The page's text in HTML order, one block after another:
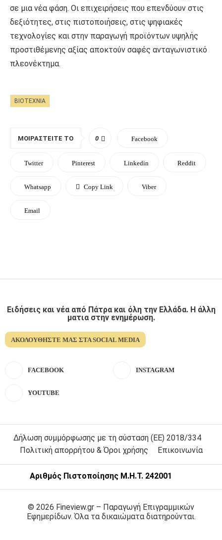
σε μια νέα φάση. Οι επιχειρήσεις που επενδύουν στις
δεξιότητες, στις πιστοποιήσεις, στις ψηφιακές
τεχνολογίες και στην παραγωγή προϊόντων υψηλής
προστιθέμενης αξίας αποκτούν σαφές ανταγωνιστικό
πλεονέκτημα.
ΒΙΟΤΕΧΝΊΑ
ΜΟΙΡΑΣΤΕΊΤΕ ΤΟ 0 Facebook
Twitter Pinterest Linkedin Reddit
Whatsapp Copy Link Viber
Email
Ειδήσεις και νέα από Πάτρα και όλη την Ελλάδα. Η άλλη
ματια στην ενημέρωση.
ΑΚΟΛΟΥΘΉΣΤΕ ΜΑΣ ΣΤΑ SOCIAL MEDIA
FACEBOOK INSTAGRAM
YOUTUBE
Δήλωση συμμόρφωσης με τη σύσταση (ΕΕ) 2018/334
Πολιτική απορρήτου & Όροι χρήσης
Επικοινωνία
Αριθμός Πιστοποίησης Μ.Η.Τ. 242001
© 2026 Fineview.gr – Παραγωγή Επιγραμμικών
Εφημερίδων. Όλα τα δικαιώματα διατηρούνται.